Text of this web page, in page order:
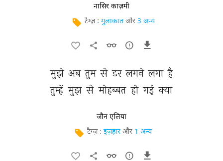
नासिर काज़मी
टैग्ज़ : मुलाक़ात और 3 अन्य
मुझे अब तुम से डर लगने लगा है
तुम्हें मुझ से मोहब्बत हो गई क्या
जौन एलिया
टैग्ज़ : इज़हार और 1 अन्य